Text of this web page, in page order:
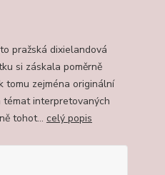
pražská dixielandová
si záskala poměrně
tomu zejména originální
témat interpretovaných
tohot... celý popis